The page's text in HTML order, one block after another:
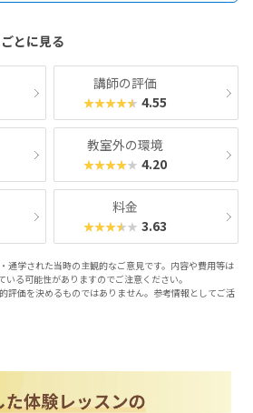
をゆっくり聞いてくれる点です。他の習い事
送迎が楽しみになりました。特にありま
とに見る
講師の評価
★★★★★ 4.55
教室外の環境
★★★★★ 4.20
料金
★★★★★ 3.63
通学された当時の主観的なご意見です。内容や費用等は
る可能性がありますのでご注意ください。
評価を決めるものではありません。参考情報としてご活